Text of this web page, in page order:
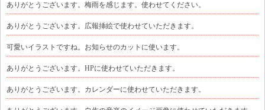
ありがとうございます。梅雨を感じます。使わせてください。
ありがとうございます。広報挿絵で使わせていただきます。
可愛いイラストですね。お知らせのカットに使います。
ありがとうございます。HPに使わせていただきます。
ありがとうございます。カレンダーに使わせていただきます。